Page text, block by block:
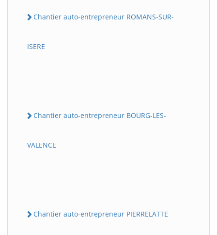
Chantier auto-entrepreneur ROMANS-SUR-
ISERE
Chantier auto-entrepreneur BOURG-LES-
VALENCE
Chantier auto-entrepreneur PIERRELATTE